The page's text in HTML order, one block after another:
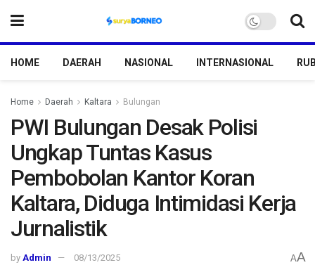
HOME DAERAH NASIONAL INTERNASIONAL
Home Daerah Kaltara Bulungan
PWI Bulungan Desak Polisi
Ungkap Tuntas Kasus
Pembobolan Kantor Koran
Kaltara, Diduga Intimidasi Kerja
Jurnalistik
by Admin 08/13/2025 AA